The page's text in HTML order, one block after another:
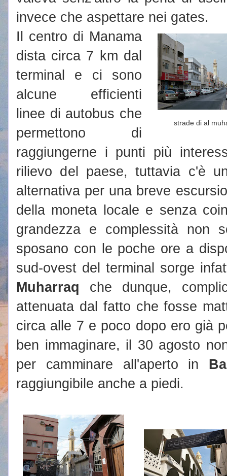
invece che aspettare nei gates.
strade di al
Il centro di Manama
dista circa 7 km dal
terminal e ci sono
alcune efficienti
linee di autobus che
permettono di
raggiungerne i punti più
rilievo del paese, tuttavia c'è
alternativa per una breve
della moneta locale e senza
grandezza e complessità non
sposano con le poche ore a
sud-ovest del terminal sorge
Muharraq che dunque,
attenuata dal fatto che fosse
circa alle 7 e poco dopo ero già
ben immaginare, il 30 agosto
per camminare all'aperto in
raggiungibile anche a piedi.